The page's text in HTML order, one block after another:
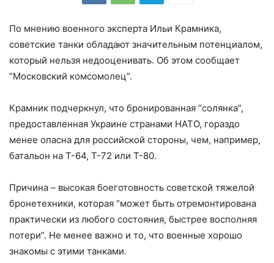
По мнению военного эксперта Ильи Крамника,
советские танки обладают значительным потенциалом,
который нельзя недооценивать. Об этом сообщает
“Московский комсомолец”.
Крамник подчеркнул, что бронированная “солянка”,
предоставленная Украине странами НАТО, гораздо
менее опасна для российской стороны, чем, например,
батальон на Т-64, Т-72 или Т-80.
Причина – высокая боеготовность советской тяжелой
бронетехники, которая “может быть отремонтирована
практически из любого состояния, быстрее восполняя
потери”. Не менее важно и то, что военные хорошо
знакомы с этими танками.